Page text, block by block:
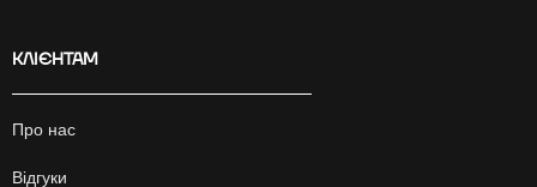
КЛІЄНТАМ
Про нас
Відгуки